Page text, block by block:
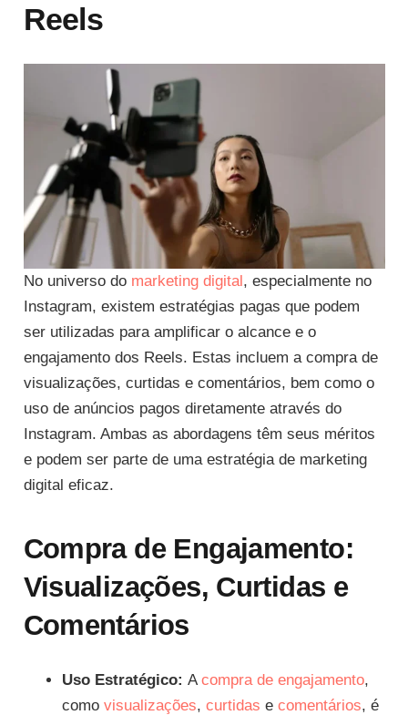
Reels
No universo do marketing digital, especialmente no
Instagram, existem estratégias pagas que podem
ser utilizadas para amplificar o alcance e o
engajamento dos Reels. Estas incluem a compra de
visualizações, curtidas e comentários, bem como o
uso de anúncios pagos diretamente através do
Instagram. Ambas as abordagens têm seus méritos
e podem ser parte de uma estratégia de marketing
digital eficaz.
Compra de Engajamento:
Visualizações, Curtidas e
Comentários
Uso Estratégico: A compra de engajamento,
como visualizações, curtidas e comentários, é